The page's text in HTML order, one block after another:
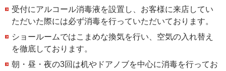
受付にアルコール消毒液を設置し、お客様に来店してい
ただいた際には必ず消毒を行っていただいております。
ショールームではこまめな換気を行い、空気の入れ替え
を徹底しております。
朝・昼・夜の3回は机やドアノブを中心に消毒を行ってお